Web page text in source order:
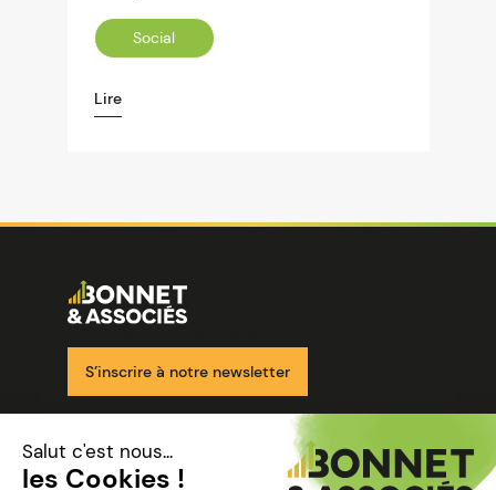
Social
Lire
Image
S’inscrire à notre newsletter
Nos solutions
Nos cabinets